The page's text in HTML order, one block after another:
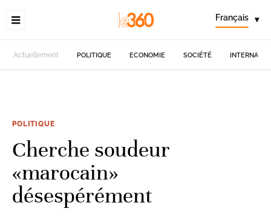
Français ▾
Actuellement POLITIQUE ECONOMIE SOCIÉTÉ
POLITIQUE
Cherche soudeur
«marocain»
désespérément